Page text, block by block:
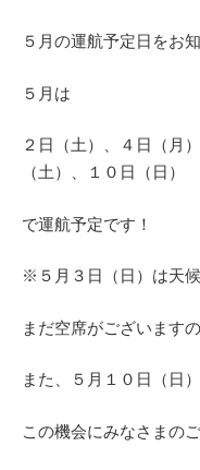
５月の運航予定日をお
５月は
２日（土）、４日（月
（土）、１０日（日）
で運航予定です！
※５月３日（日）は天
まだ空席がございます
また、５月１０日（日
この機会にみなさまの